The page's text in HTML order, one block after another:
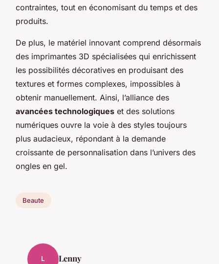
contraintes, tout en économisant du temps et des
produits.
De plus, le matériel innovant comprend désormais
des imprimantes 3D spécialisées qui enrichissent
les possibilités décoratives en produisant des
textures et formes complexes, impossibles à
obtenir manuellement. Ainsi, l’alliance des
avancées technologiques et des solutions
numériques ouvre la voie à des styles toujours
plus audacieux, répondant à la demande
croissante de personnalisation dans l’univers des
ongles en gel.
Beaute
L Lenny